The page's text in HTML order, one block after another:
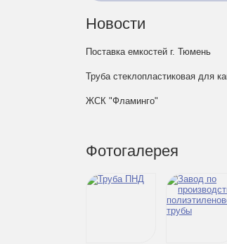
Новости
Поставка емкостей г. Тюмень
Труба стеклопластиковая для
ЖСК "Фламинго"
Фотогалерея